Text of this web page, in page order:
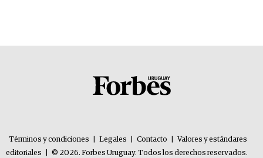
Términos y condiciones Legales Contacto
Valores y estándares
editoriales
© 2026. Forbes Uruguay. Todos los derechos reservados.